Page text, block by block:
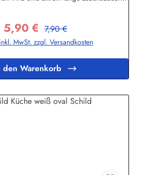
nur lose angezogen werden, weil sonst
kann-Die Emailleschilder können
gefertigt werdenHier geht's zu den
Bini Inh. Eda
e.K.Meddenwarf 1a22457
Verkaufspreis:
5,90 € Regulärer Preis:
7,90 €
MwSt. zzgl. Versandkosten
den Warenkorb